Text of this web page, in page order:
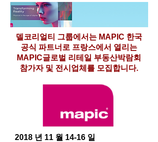
델코리얼티 그룹에서는 MAPIC 한국
공식 파트너로 프랑스에서 열리는
MAPIC글로벌 리테일 부동산박람회
참가자 및 전시업체를 모집합니다.
2018 년 11 월 14-16 일